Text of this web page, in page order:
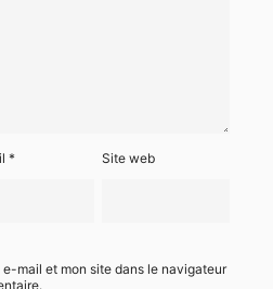
* Site web
e-mail et mon site dans le navigateur